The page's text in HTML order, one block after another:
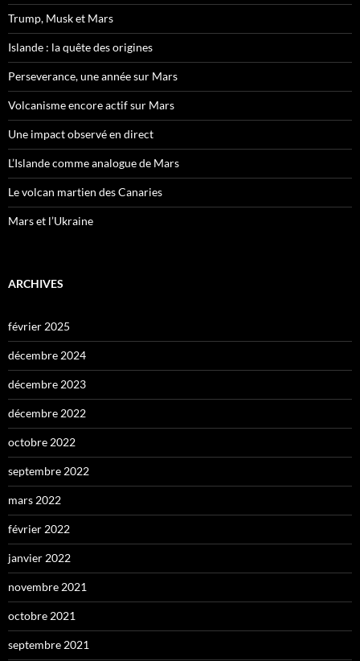
Trump, Musk et Mars
Islande : la quête des origines
Perseverance, une année sur Mars
Volcanisme encore actif sur Mars
Une impact observé en direct
L’Islande comme analogue de Mars
Le volcan martien des Canaries
Mars et l’Ukraine
ARCHIVES
février 2025
décembre 2024
décembre 2023
décembre 2022
octobre 2022
septembre 2022
mars 2022
février 2022
janvier 2022
novembre 2021
octobre 2021
septembre 2021